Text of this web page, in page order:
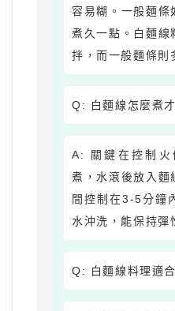
容易糊。一般麵條
煮久一點。白麵線
拌，而一般麵條則
Q: 白麵線怎麼煮
A: 關鍵在控制火
煮，水滾後放入麵
間控制在3-5分鐘
水沖洗，能保持彈
Q: 白麵線料理適